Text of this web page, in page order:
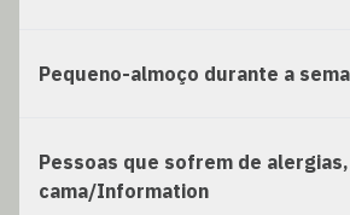
Pequeno-almoço durante a
Pessoas que sofrem de
cama/Information